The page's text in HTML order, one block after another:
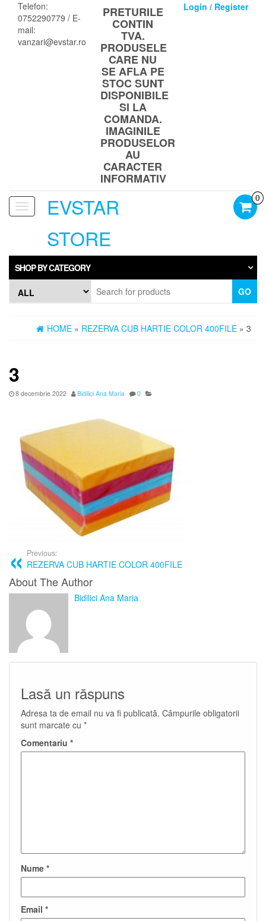
content
Telefon:
0752290779 / E-
mail:
vanzari@evstar.ro
PRETURILE
CONTIN
TVA.
PRODUSELE
CARE NU
SE AFLA PE
STOC SUNT
DISPONIBILE
SI LA
COMANDA.
IMAGINILE
PRODUSELOR
AU
CARACTER
INFORMATIV
Login / Register
Toggle
navigationEVSTAR
STORE
0
SHOP BY CATEGORY
GO
HOME » REZERVA CUB HARTIE COLOR 400FILE » 3
3
8 decembrie 2022 Bidilici Ana Maria 0
Previous:
REZERVA CUB HARTIE COLOR 400FILE
About The Author
Bidilici Ana Maria
Lasă un răspuns
Adresa ta de email nu va fi publicată. Câmpurile obligatorii
sunt marcate cu *
Comentariu *
Nume *
Email *